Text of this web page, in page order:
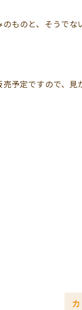
ものと、そうで
予定ですので、